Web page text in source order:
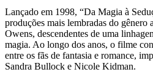
Lançado em 1998, “Da Magia à
produções mais lembradas do gênero
Owens, descendentes de uma
magia. Ao longo dos anos, o filme
entre os fãs de fantasia e romance,
Sandra Bullock e Nicole Kidman.